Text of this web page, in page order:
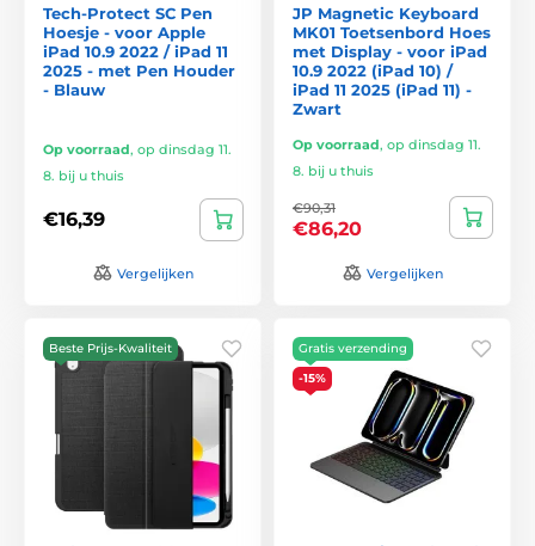
Tech-Protect SC Pen
Hoesje - voor Apple
iPad 10.9 2022 / iPad 11
2025 - met Pen Houder
- Blauw
Op voorraad, op dinsdag 11.
8. bij u thuis
€16,39
Vergelijken
JP Magnetic Keyboard
MK01 Toetsenbord Hoes
met Display - voor iPad
10.9 2022 (iPad 10) /
iPad 11 2025 (iPad 11) -
Zwart
Op voorraad, op dinsdag 11.
8. bij u thuis
€90,31
€86,20
Vergelijken
Beste Prijs-Kwaliteit
Gratis verzending
-15%